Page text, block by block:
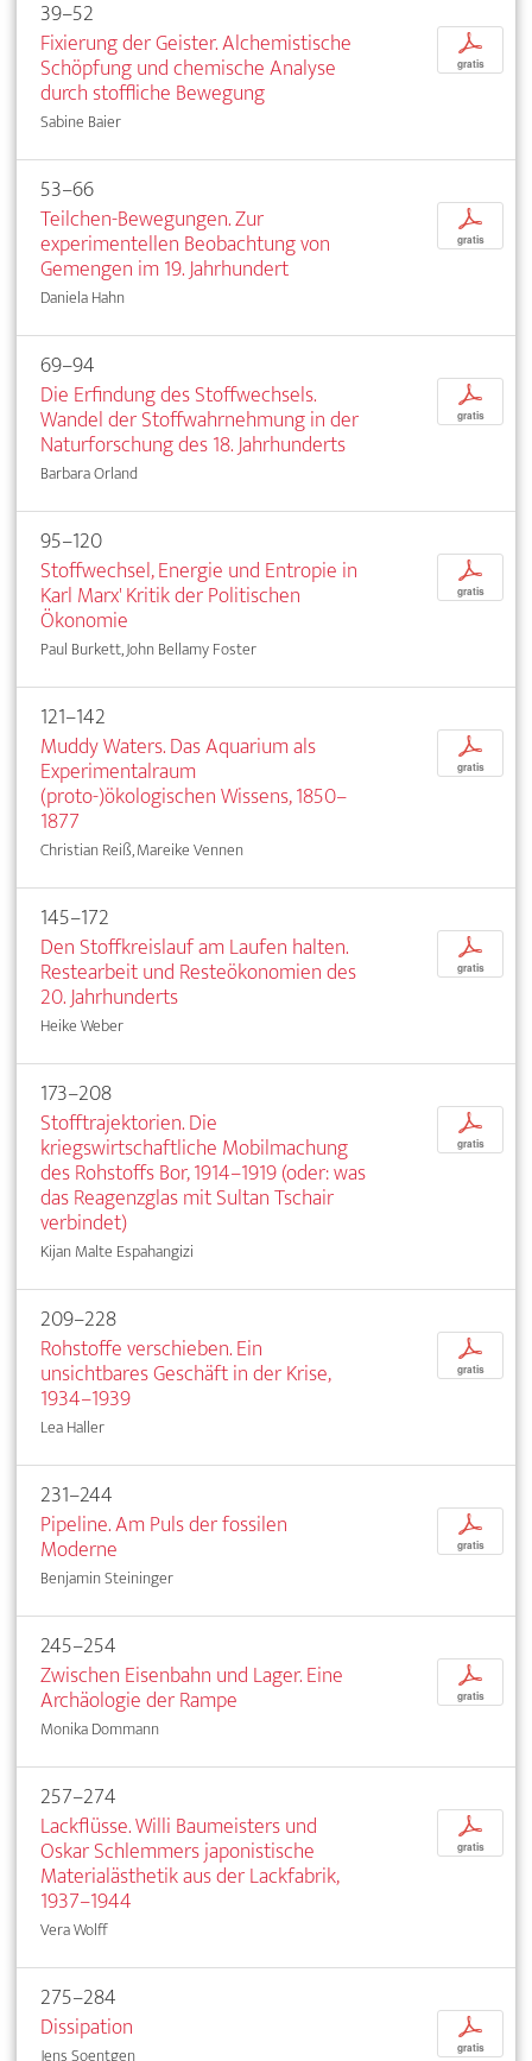
39–52
Fixierung der Geister. Alchemistische
Schöpfung und chemische Analyse
durch stoffliche Bewegung
Sabine Baier
p
gratis
53–66
Teilchen-Bewegungen. Zur
experimentellen Beobachtung von
Gemengen im 19. Jahrhundert
Daniela Hahn
p
gratis
69–94
Die Erfindung des Stoffwechsels.
Wandel der Stoffwahrnehmung in der
Naturforschung des 18. Jahrhunderts
Barbara Orland
p
gratis
95–120
Stoffwechsel, Energie und Entropie in
Karl Marx' Kritik der Politischen
Ökonomie
Paul Burkett, John Bellamy Foster
p
gratis
121–142
Muddy Waters. Das Aquarium als
Experimentalraum
(proto-)ökologischen Wissens, 1850–
1877
Christian Reiß, Mareike Vennen
p
gratis
145–172
Den Stoffkreislauf am Laufen halten.
Restearbeit und Resteökonomien des
20. Jahrhunderts
Heike Weber
p
gratis
173–208
Stofftrajektorien. Die
kriegswirtschaftliche Mobilmachung
des Rohstoffs Bor, 1914–1919 (oder: was
das Reagenzglas mit Sultan Tschair
verbindet)
Kijan Malte Espahangizi
p
gratis
209–228
Rohstoffe verschieben. Ein
unsichtbares Geschäft in der Krise,
1934–1939
Lea Haller
p
gratis
231–244
Pipeline. Am Puls der fossilen
Moderne
Benjamin Steininger
p
gratis
245–254
Zwischen Eisenbahn und Lager. Eine
Archäologie der Rampe
Monika Dommann
p
gratis
257–274
Lackflüsse. Willi Baumeisters und
Oskar Schlemmers japonistische
Materialästhetik aus der Lackfabrik,
1937–1944
Vera Wolff
p
gratis
275–284
Dissipation
Jens Soentgen
p
gratis